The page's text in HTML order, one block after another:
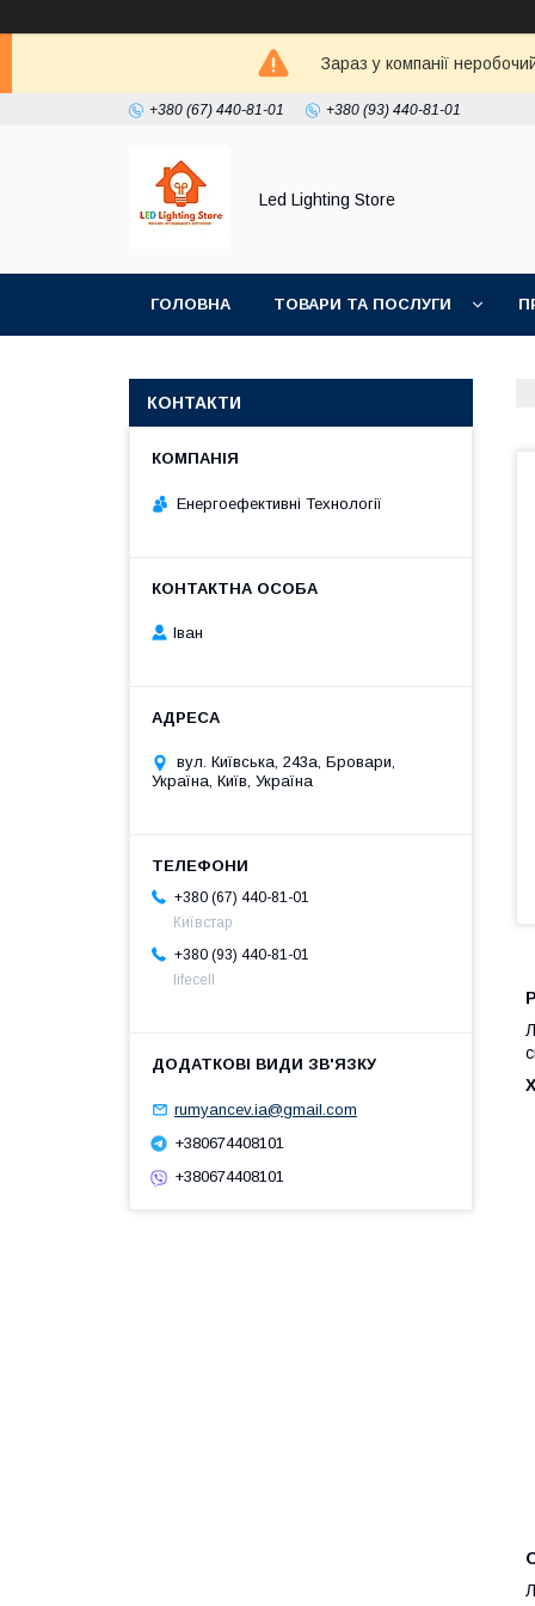
Зараз у компанії
+380 (67) 440-81-01 +380 (93) 440-81-01
Led Lighting Store
ГОЛОВНА ТОВАРИ ТА ПОСЛУГИ
КОНТАКТИ
Енергоефективні Технології
Іван
вул. Київська, 243а, Бровари,
Україна, Київ, Україна
+380 (67) 440-81-01
Київстар
+380 (93) 440-81-01
lifecell
rumyancev.ia@gmail.com
+380674408101
+380674408101